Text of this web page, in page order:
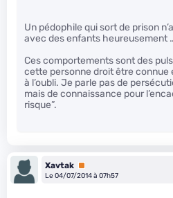
Un pédophile qui sort de prison
avec des enfants heureusement
Ces comportements sont des
cette personne droit être connue
à l’oubli. Je parle pas de
mais de connaissance pour
risque”.
Xavtak Premium
Le 04/07/2014 à 07h57